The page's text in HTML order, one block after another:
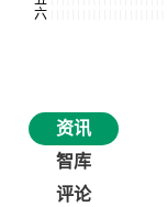
资讯
智库
评论